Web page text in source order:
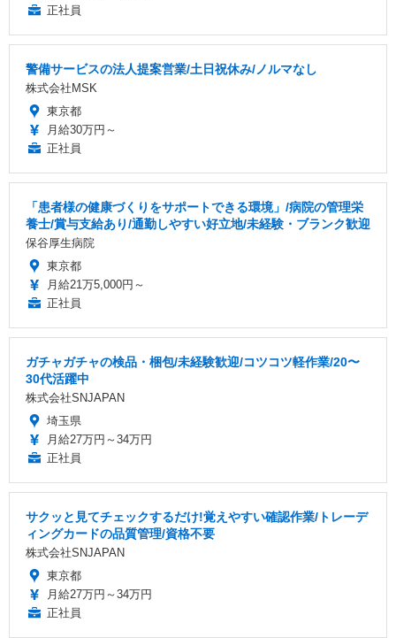
正社員
警備サービスの法人提案営業/土日祝休み/ノルマなし
株式会社MSK
東京都
月給30万円～
正社員
「患者様の健康づくりをサポートできる環境」/病院の管理栄
養士/賞与支給あり/通勤しやすい好立地/未経験・ブランク歓迎
保谷厚生病院
東京都
月給21万5,000円～
正社員
ガチャガチャの検品・梱包/未経験歓迎/コツコツ軽作業/20〜
30代活躍中
株式会社SNJAPAN
埼玉県
月給27万円～34万円
正社員
サクッと見てチェックするだけ!覚えやすい確認作業/トレーデ
ィングカードの品質管理/資格不要
株式会社SNJAPAN
東京都
月給27万円～34万円
正社員